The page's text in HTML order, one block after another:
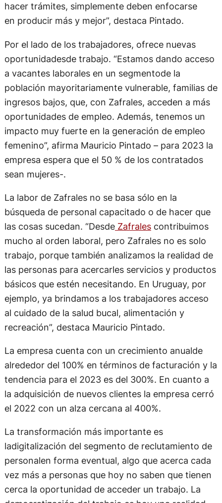
hacer trámites, simplemente deben enfocarse
en producir más y mejor”, destaca Pintado.
Por el lado de los trabajadores, ofrece nuevas
oportunidadesde trabajo. “Estamos dando acceso
a vacantes laborales en un segmentode la
población mayoritariamente vulnerable, familias de
ingresos bajos, que, con Zafrales, acceden a más
oportunidades de empleo. Además, tenemos un
impacto muy fuerte en la generación de empleo
femenino”, afirma Mauricio Pintado – para 2023 la
empresa espera que el 50 % de los contratados
sean mujeres-.
La labor de Zafrales no se basa sólo en la
búsqueda de personal capacitado o de hacer que
las cosas sucedan. “DesdeZafralescontribuimos
mucho al orden laboral, pero Zafrales no es solo
trabajo, porque también analizamos la realidad de
las personas para acercarles servicios y productos
básicos que estén necesitando. En Uruguay, por
ejemplo, ya brindamos a los trabajadores acceso
al cuidado de la salud bucal, alimentación y
recreación”, destaca Mauricio Pintado.
La empresa cuenta con un crecimiento anualde
alrededor del 100% en términos de facturación y la
tendencia para el 2023 es del 300%. En cuanto a
la adquisición de nuevos clientes la empresa cerró
el 2022 con un alza cercana al 400%.
La transformación más importante es
ladigitalización del segmento de reclutamiento de
personalen forma eventual, algo que acerca cada
vez más a personas que hoy no saben que tienen
cerca la oportunidad de acceder un trabajo. La